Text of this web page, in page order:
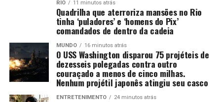
RIO 11 minutos atrás
Quadrilha que aterroriza mansões no Rio
tinha ‘puladores’ e ‘homens do Pix’
comandados de dentro da cadeia
MUNDO 16 minutos atrás
O USS Washington disparou 75 projéteis de
dezesseis polegadas contra outro
couraçado a menos de cinco milhas.
Nenhum projétil japonês atingiu seu casco
ENTRETENIMENTO 24 minutos atrás